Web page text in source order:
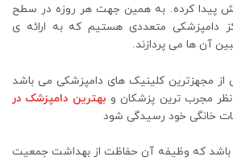
پیدا کرده. به همین جهت هر روزه در سطح
دامپزشکی متعددی هستیم که به ارائه ی
آن ها می پردازند.
از مجهزترین کلینیک های دامپزشکی می باشد
مجرب ترین پزشکان و بهترین دامپزشک در
خانگی خود رسیدگی شود
باشد که وظیفه آن حفاظت از بهداشت جمعیت